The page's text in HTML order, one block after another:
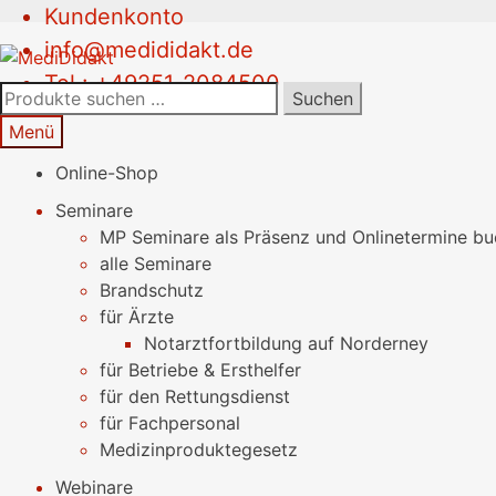
Kundenkonto
info@medididakt.de
Tel.: +49251-2084500
Navigation
springen
zum
Inhalt
Suchen
nach:
Suchen
Menü
Online-Shop
Seminare
MP Seminare als Präsenz und Onlinetermine
alle Seminare
Brandschutz
für Ärzte
Notarztfortbildung auf Norderney
für Betriebe & Ersthelfer
für den Rettungsdienst
für Fachpersonal
Medizinproduktegesetz
Webinare